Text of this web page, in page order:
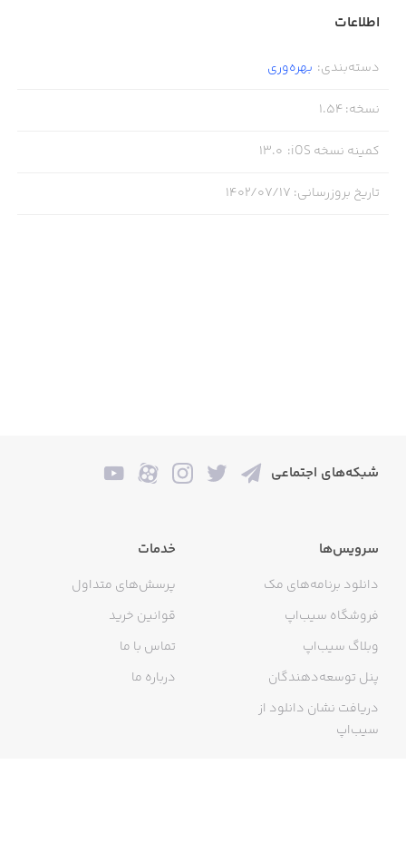
اطلاعات
دسته‌بندی: بهره‌وری
نسخه:
1.54
کمینه نسخه iOS :
13.0
تاریخ بروزرسانی: ۱۴۰۲/۰۷/۱۷
شبکه‌های اجتماعی
سرویس‌ها
دانلود برنامه‌های مک
فروشگاه سیب‌اپ
وبلاگ سیب‌اپ
پنل توسعه‌دهندگان
دریافت نشان دانلود از
سیب‌اپ
خدمات
پرسش‌های متداول
قوانین خرید
تماس با ما
درباره ما